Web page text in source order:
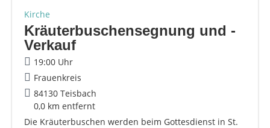
Kirche
Kräuterbuschensegnung und -
Verkauf
19:00 Uhr
Frauenkreis
84130 Teisbach
0,0 km entfernt
Die Kräuterbuschen werden beim Gottesdienst in St.